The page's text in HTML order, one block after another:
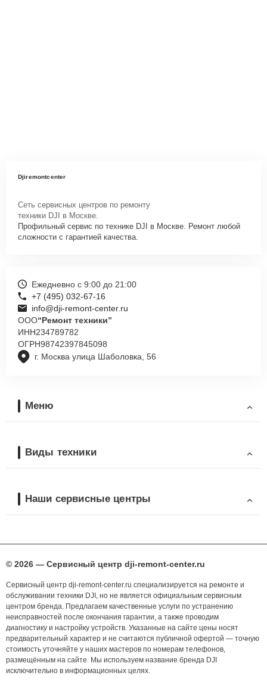
Djiremontcenter
Сеть сервисных центров по ремонту
техники DJI в Москве.
Профильный сервис по технике DJI в Москве. Ремонт любой
сложности с гарантией качества.
г. Москва улица Шаболовка, 56
Ежедневно с 9:00 до 21:00
+7 (495) 032-67-16
info@dji-remont-center.ru
ООО“Ремонт техники”
ИНН234789782
ОГРН98742397845098
Меню
Виды техники
Наши сервисные центры
© 2026 — Сервисный центр dji-remont-center.ru
Сервисный центр dji-remont-center.ru специализируется на ремонте и
обслуживании техники DJI, но не является официальным сервисным
центром бренда. Предлагаем качественные услуги по устранению
неисправностей после окончания гарантии, а также проводим
диагностику и настройку устройств. Указанные на сайте цены носят
предварительный характер и не считаются публичной офертой — точную
стоимость уточняйте у наших мастеров по номерам телефонов,
размещённым на сайте. Мы используем название бренда DJI
исключительно в информационных целях.